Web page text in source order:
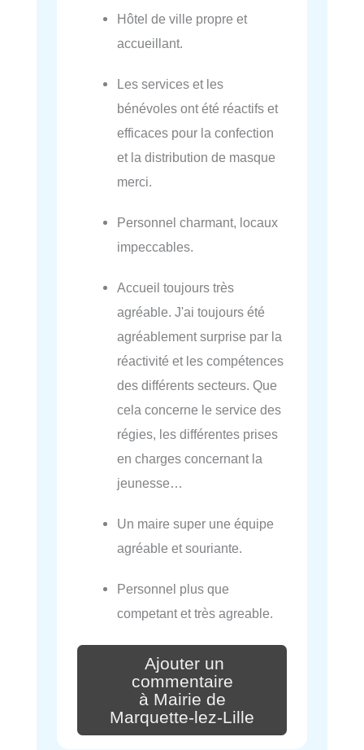
Hôtel de ville propre et
accueillant.
Les services et les
bénévoles ont été réactifs et
efficaces pour la confection
et la distribution de masque
merci.
Personnel charmant, locaux
impeccables.
Accueil toujours très
agréable. J'ai toujours été
agréablement surprise par la
réactivité et les compétences
des différents secteurs. Que
cela concerne le service des
régies, les différentes prises
en charges concernant la
jeunesse…
Un maire super une équipe
agréable et souriante.
Personnel plus que
competant et très agreable.
Ajouter un
commentaire
à Mairie de
Marquette-lez-Lille